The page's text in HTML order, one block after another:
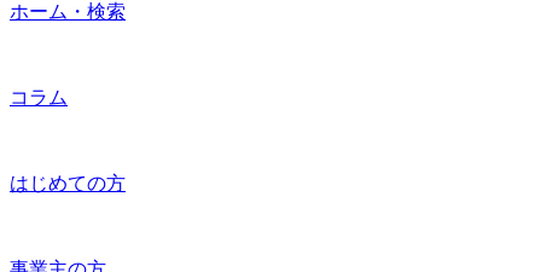
ホーム・検索
コラム
はじめての方